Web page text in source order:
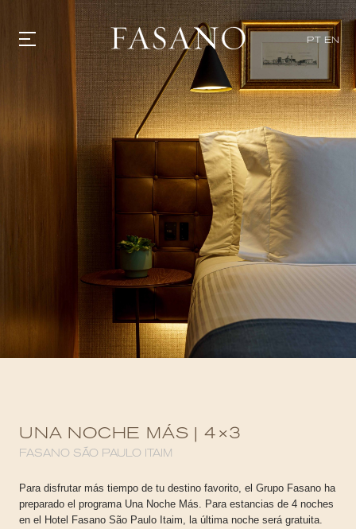
PT EN
GASTRONOMIA
EXPERIENCIAS
EVENTOS
TIENDA | SELEZIONE
WHAT'S COOKING
SOSTENIBILIDAD
UNA NOCHE MÁS | 4×3
FASANO SÃO PAULO ITAIM
Para disfrutar más tiempo de tu destino favorito, el Grupo Fasano ha
preparado el programa Una Noche Más. Para estancias de 4 noches
en el Hotel Fasano São Paulo Itaim, la última noche será gratuita.